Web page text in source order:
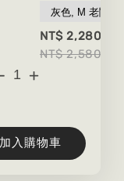
+
NT$ 2,280
NT$ 2,580
加入購物車